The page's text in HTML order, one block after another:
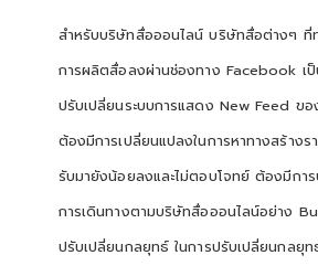
สำหรับบริษัทสื่อออนไลน์ บริษัทสื่อต่างๆ ที่
การผลิตสื่อลงผ่านช่องทาง Facebook เ
ปรับเปลี่ยนระบบการแสดง New Feed ข
ต้องมีการเปลี่ยนแปลงในการหาทางสร้างร
รับมายังน้อยลงและไม่ตอบโจทย์ ต้องมีการ
การเดินทางตามบริษัทสื่อออนไลน์อย่าง
ปรับเปลี่ยนกลยุทธ์ ในการปรับเปลี่ยนกลยุ